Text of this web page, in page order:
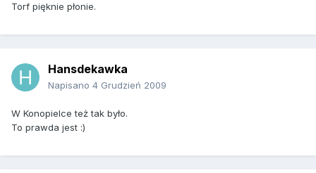
Torf pięknie płonie.
Hansdekawka
Napisano 4 Grudzień 2009
W Konopielce też tak było.
To prawda jest :)